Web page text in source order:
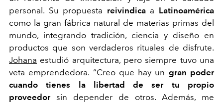
personal. Su propuesta reivindicaa Latinoamérica
como la gran fábrica natural de materias primas del
mundo, integrando tradición, ciencia y diseño en
productos que son verdaderos rituales de disfrute.
Johana estudió arquitectura, pero siempre tuvo una
veta emprendedora. “Creo que hay un gran poder
cuando tienes la libertad de ser tu propio
proveedorsin depender de otros. Además, me